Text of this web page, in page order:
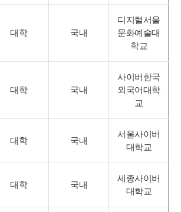
대학 국내
디지털서울
문화예술대
학교
대학 국내
사이버한국
외국어대학
교
대학 국내
서울사이버
대학교
대학 국내
세종사이버
대학교